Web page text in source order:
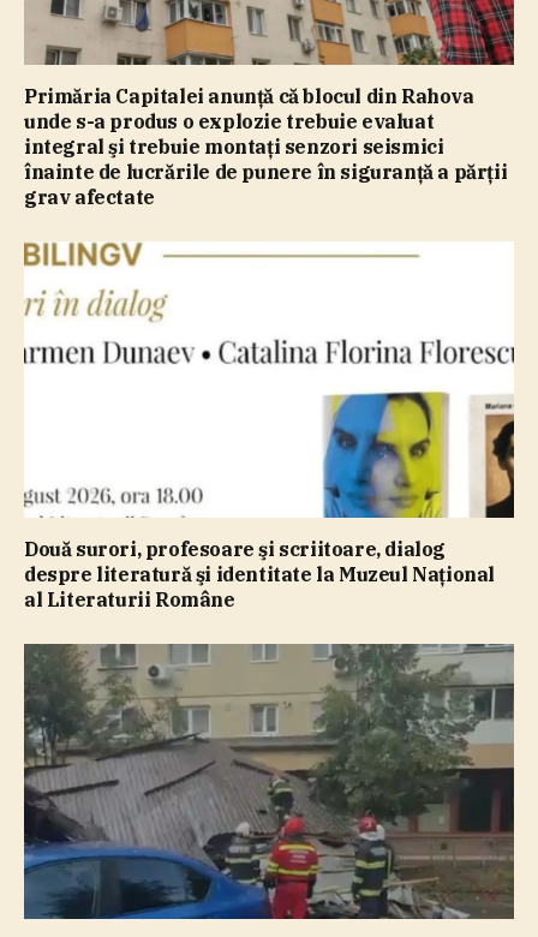
Primăria Capitalei anunţă că blocul din Rahova
unde s-a produs o explozie trebuie evaluat
integral şi trebuie montaţi senzori seismici
înainte de lucrările de punere în siguranţă a părţii
grav afectate
Două surori, profesoare şi scriitoare, dialog
despre literatură şi identitate la Muzeul Naţional
al Literaturii Române